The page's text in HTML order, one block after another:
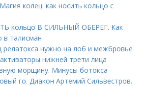
колец: как носить кольцо с
кольцо В СИЛЬНЫЙ ОБЕРЕГ. Как
в талисман
релатокса нужно на лоб и межбровье
нижней трети лица
морщину. Минусы ботокса
го. Диакон Артемий Сильвестров.